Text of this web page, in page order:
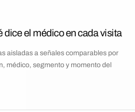
dice el médico en cada visita
aisladas a señales comparables por
médico, segmento y momento del